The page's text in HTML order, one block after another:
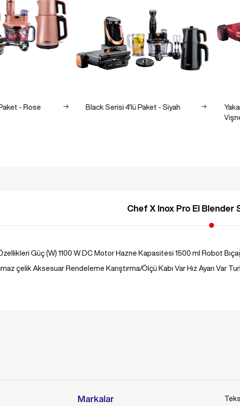
- Rose Black Serisi 4'lü Paket - Siyah
Chef X Inox Pro El Blender
Güç (W) 1100 W DC Motor Hazne Kapasitesi 1500 ml Robot
çelik Aksesuar Rendeleme Karıştırma/Ölçü Kabı Var Hız Ayarı Var
Markalar